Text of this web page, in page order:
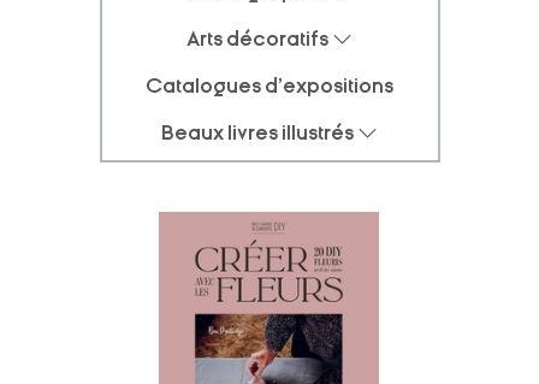
Arts décoratifs
Catalogues d'expositions
Beaux livres illustrés